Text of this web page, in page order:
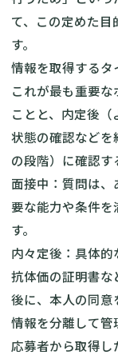
て、この定めた
す。
情報を取得するタ
これが最も重要な
ことと、内定後
状態の確認などを
の段階）に確認す
面接中：質問は
要な能力や条件を
す。
内々定後：具体的
抗体価の証明書な
後に、本人の同意
情報を分離して管
応募者から取得